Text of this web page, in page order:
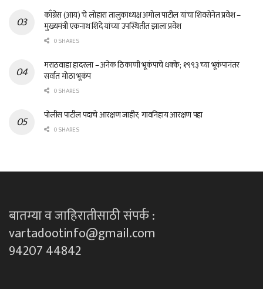
काँग्रेस (आय) चे लोहारा तालुकाध्यक्ष अमोल पाटील यांचा शिवसेनेत प्रवेश –
मुख्यमंत्री एकनाथ शिंदे यांच्या उपस्थितीत झाला प्रवेश
0 SHARES
मराठवाडा हादरला – अनेक ठिकाणी भूकंपाचे धक्के; १९९३ च्या भूकंपानंतर
सर्वात मोठा भूकंप
0 SHARES
पोलीस पाटील पदाचे आरक्षण जाहीर; गावनिहाय आरक्षण पहा
0 SHARES
बातम्या व जाहिरातीसाठी संपर्क :
vartadootinfo@gmail.com
94207 44842